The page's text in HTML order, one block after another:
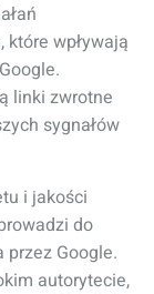
wpływają
linki zwrotne
sygnałów
i jakości
do
Google.
autorytecie,